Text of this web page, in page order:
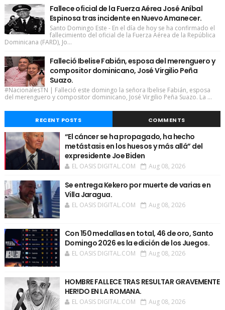
Fallece oficial de la Fuerza Aérea José Aníbal
Espinosa tras incidente en Nuevo Amanecer.
Santo Domingo Este - En el día de hoy se ha confirmado el
fallecimiento del oficial de la Fuerza Aérea de la República
Dominicana (FARD), Jo...
Falleció Ibelise Fabián, esposa del merenguero y
compositor dominicano, José Virgilio Peña
Suazo.
#NacionalesTN | Falleció este domingo la señora Ibelise Fabián, esposa
del merenguero y compositor dominicano, José Virgilio Peña Suazo. La ...
RECENT POSTS COMMENTS
“El cáncer se ha propagado, ha hecho
metástasis en los huesos y más allá” del
expresidente Joe Biden
EL OASIS DIGITAL.COM Aug 08, 2026
Se entrega Kekero por muerte de varias en
Villa Jaragua.
EL OASIS DIGITAL.COM Aug 08, 2026
Con 150 medallas en total, 46 de oro, Santo
Domingo 2026 es la edición de los Juegos.
EL OASIS DIGITAL.COM Aug 08, 2026
HOMBRE FALLECE TRAS RESULTAR GRAVEMENTE
HER!DO EN LA ROMANA.
EL OASIS DIGITAL.COM Aug 08, 2026